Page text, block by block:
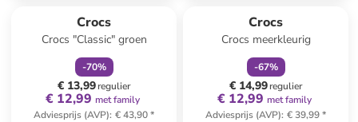
Crocs
Crocs "Classic" groen
-70%
€ 13,99regulier
€ 12,99 met family
Adviesprijs (AVP): € 43,90*
Crocs
Crocs meerkleurig
-67%
€ 14,99regulier
€ 12,99 met family
Adviesprijs (AVP): € 39,99*